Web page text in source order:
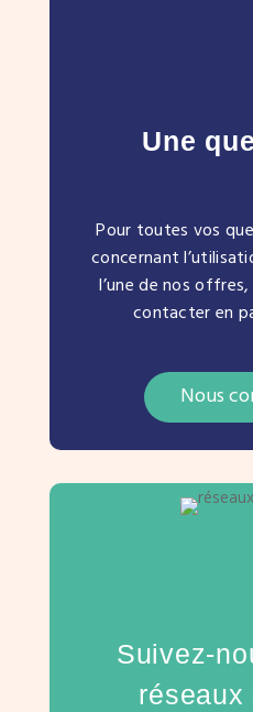
Une
Pour toutes vos
concernant
l’une de nos
contacter en
Nous
Suivez-
réseaux